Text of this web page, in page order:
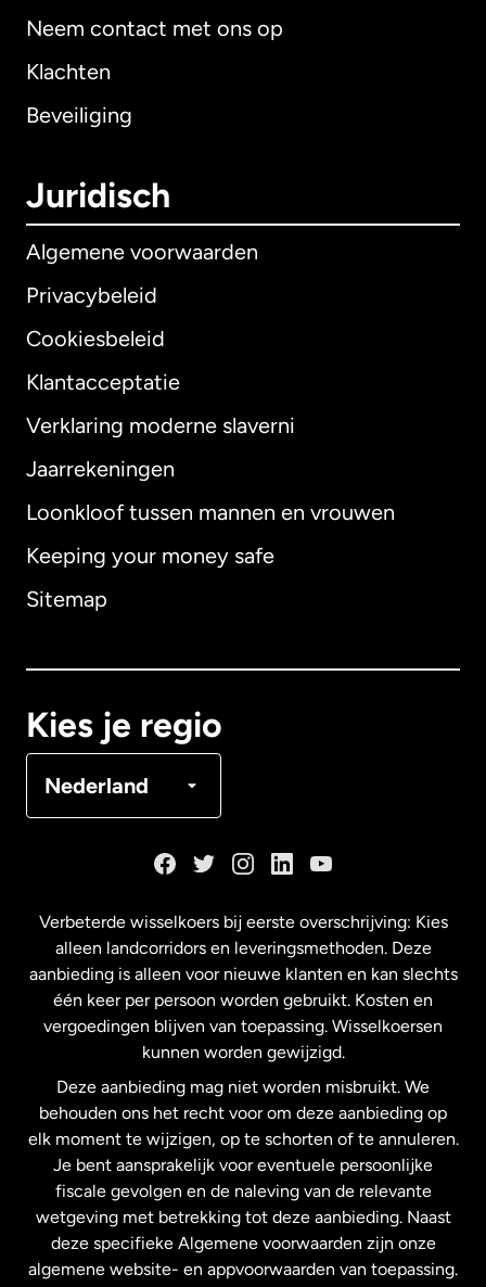
Neem contact met ons op
Klachten
Beveiliging
Juridisch
Algemene voorwaarden
Privacybeleid
Cookiesbeleid
Klantacceptatie
Verklaring moderne slaverni
Jaarrekeningen
Loonkloof tussen mannen en vrouwen
Keeping your money safe
Sitemap
Kies je regio
Nederland
Internationaal English
Australië
Maleisië
Nederland
Nieuw-Zeeland
Spanje
Verenigd Koninkrijk
Verbeterde wisselkoers bij eerste overschrijving: Kies
alleen landcorridors en leveringsmethoden. Deze
aanbieding is alleen voor nieuwe klanten en kan slechts
één keer per persoon worden gebruikt. Kosten en
vergoedingen blijven van toepassing. Wisselkoersen
kunnen worden gewijzigd.
Deze aanbieding mag niet worden misbruikt. We
behouden ons het recht voor om deze aanbieding op
elk moment te wijzigen, op te schorten of te annuleren.
Je bent aansprakelijk voor eventuele persoonlijke
fiscale gevolgen en de naleving van de relevante
wetgeving met betrekking tot deze aanbieding. Naast
deze specifieke Algemene voorwaarden zijn onze
algemene website- en appvoorwaarden van toepassing.